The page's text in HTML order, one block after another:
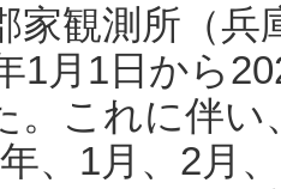
家観測所（
1月1日から
。これに伴い
、1月、2月